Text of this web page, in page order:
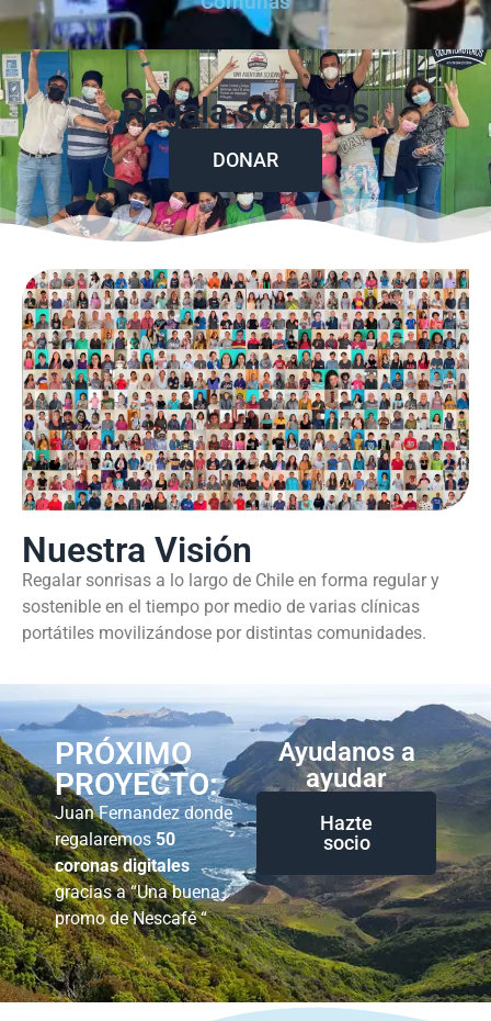
Regala sonrisas
DONAR
Nuestra Visión
Regalar sonrisas a lo largo de Chile en forma regular y
sostenible en el tiempo por medio de varias clínicas
portátiles movilizándose por distintas comunidades.
PRÓXIMO
PROYECTO:
Juan Fernandez donde
regalaremos 50
coronas digitales
gracias a “Una buena
promo de Nescafé “
Ayudanos a
ayudar
Hazte
socio